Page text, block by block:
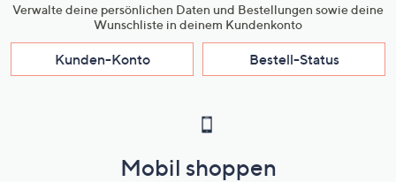
Verwalte deine persönlichen Daten und Bestellungen sowie deine
Wunschliste in deinem Kundenkonto
Kunden-Konto Bestell-Status
Mobil shoppen